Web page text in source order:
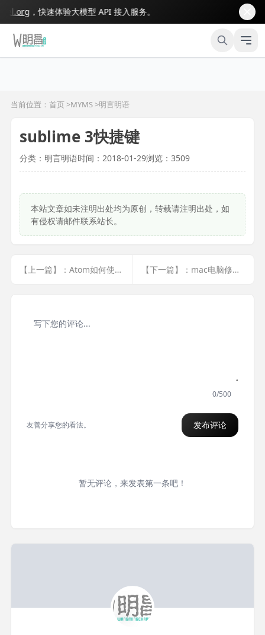
，快速体验大模型 API 接入服务。
当前位置：首页 >MYMS>明言明语
sublime 3快捷键
分类：明言明语时间：2018-01-29浏览：3509
本站文章如未注明出处均为原创，转载请注明出处，如
有侵权请邮件联系站长。
【上一篇】：Atom如何使用插件 【下一篇】：mac电脑修改用户名变成了普通用户
0/500
友善分享您的看法。 发布评论
暂无评论，来发表第一条吧！